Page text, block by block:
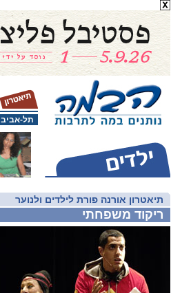
תל-אביב
תיאטרון אורנה פורת לילדים ולנוער
ריקוד משפחתי